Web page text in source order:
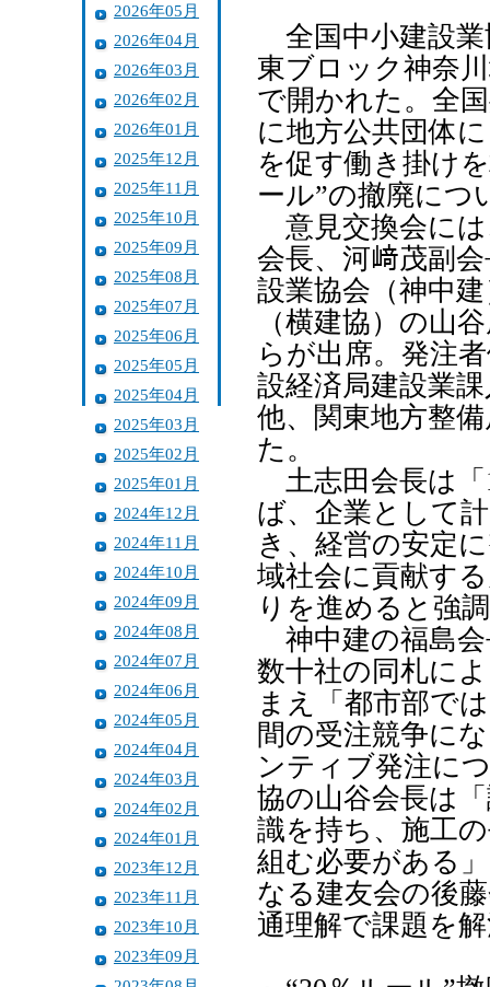
2026年05月
2026年04月
2026年03月
2026年02月
2026年01月
2025年12月
2025年11月
2025年10月
2025年09月
2025年08月
2025年07月
2025年06月
2025年05月
2025年04月
2025年03月
2025年02月
2025年01月
2024年12月
2024年11月
2024年10月
2024年09月
2024年08月
2024年07月
2024年06月
2024年05月
2024年04月
2024年03月
2024年02月
2024年01月
2023年12月
2023年11月
2023年10月
2023年09月
全国中小建設業
東ブロック神奈
で開かれた。全
に地方公共団体
を促す働き掛け
ール”の撤廃につ
意見交換会には
会長、河﨑茂副
設業協会（神中
（横建協）の山
らが出席。発注
設経済局建設業
他、関東地方整
た。
土志田会長は「
ば、企業として
き、経営の安定
域社会に貢献す
りを進めると強
神中建の福島会
数十社の同札に
まえ「都市部で
間の受注競争に
ンティブ発注に
協の山谷会長は
識を持ち、施工
組む必要がある
なる建友会の後
通理解で課題を